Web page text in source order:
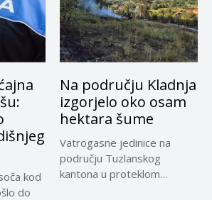
kod
do
Na području Kladnja
izgorjelo oko osam
hektara šume
Vatrogasne jedinice na
području Tuzlanskog
kantona u proteklom